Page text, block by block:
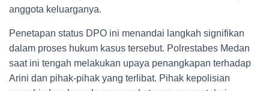
anggota keluarganya.
Penetapan status DPO ini menandai langkah signifikan
dalam proses hukum kasus tersebut. Polrestabes Medan
saat ini tengah melakukan upaya penangkapan terhadap
Arini dan pihak-pihak yang terlibat. Pihak kepolisian